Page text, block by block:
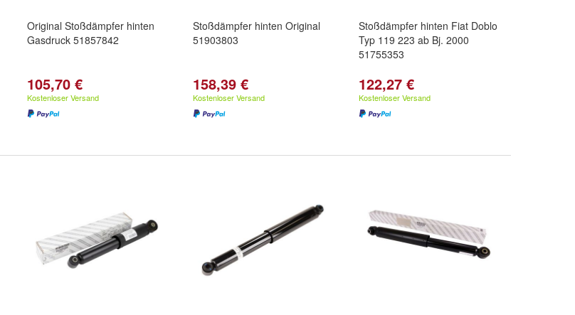
Original Stoßdämpfer hinten
Gasdruck 51857842
105,70 €
Kostenloser Versand
Stoßdämpfer hinten Original
51903803
158,39 €
Kostenloser Versand
Stoßdämpfer hinten Fiat Doblo
Typ 119 223 ab Bj. 2000
51755353
122,27 €
Kostenloser Versand